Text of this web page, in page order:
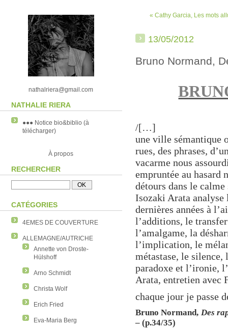
nathalriera@gmail.com
NATHALIE RIERA
●●● Notice bio&biblio (à
télécharger)
À propos
RECHERCHER
CATÉGORIES
4EMES DE COUVERTURE
ALLEMAGNE/AUTRICHE
Annette von Droste-
Hülshoff
Arno Schmidt
Christa Wolf
Erich Fried
Eva-Maria Berg
« Cathy Garcia, Les mots
13/05/2012
Bruno Normand,
/[…]
une ville sémantique
rues, des phrases,
vacarme nous
empruntée au hasard
détours dans le
Isozaki Arata analyse
dernières années à
l’additions, le
l’amalgame, la
l’implication, le
métastase, le
paradoxe et l’ironie,
Arata, entretien avec
chaque jour je passe
Bruno Normand, Des
– (p.34/35)